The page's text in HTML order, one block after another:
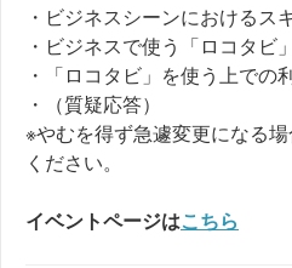
・ビジネスシーンにおけるス
・ビジネスで使う「ロコタビ
・「ロコタビ」を使う上での
・（質疑応答）
※やむを得ず急遽変更になる
ください。
イベントページはこちら